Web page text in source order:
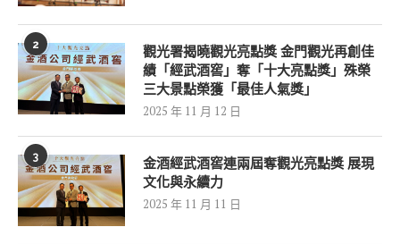
2
觀光署揭曉觀光亮點獎 金門觀光再創佳
績「經武酒窖」奪「十大亮點獎」殊榮
三大景點榮獲「最佳人氣獎」
2025 年 11 月 12 日
3
金酒經武酒窖連兩屆奪觀光亮點獎 展現
文化與永續力
2025 年 11 月 11 日